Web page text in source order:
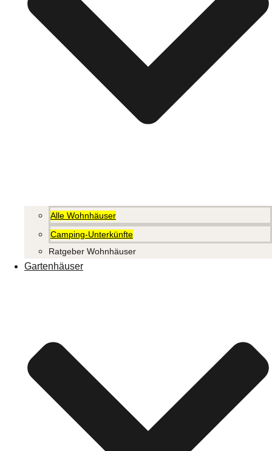
Alle Wohnhäuser
Camping-Unterkünfte
Ratgeber Wohnhäuser
Gartenhäuser